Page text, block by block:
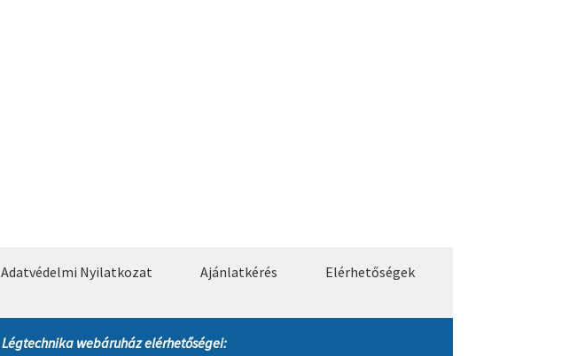
Adatvédelmi Nyilatkozat Ajánlatkérés Elérhetőségek
Légtechnika webáruház elérhetőségei: